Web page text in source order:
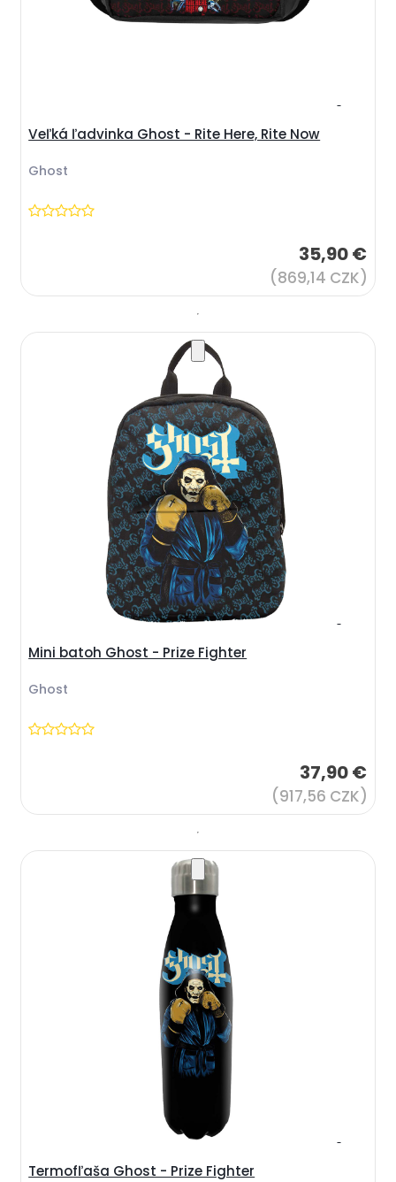
Veľká ľadvinka Ghost - Rite Here, Rite Now
Ghost
35,90 €
(869,14 CZK)
Mini batoh Ghost - Prize Fighter
Ghost
37,90 €
(917,56 CZK)
Termofľaša Ghost - Prize Fighter